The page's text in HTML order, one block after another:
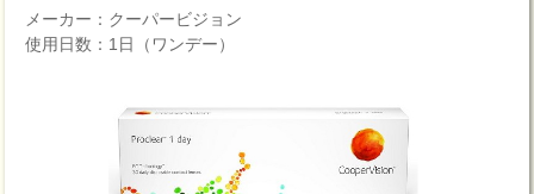
メーカー：クーパービジョン
使用日数：1日（ワンデー）